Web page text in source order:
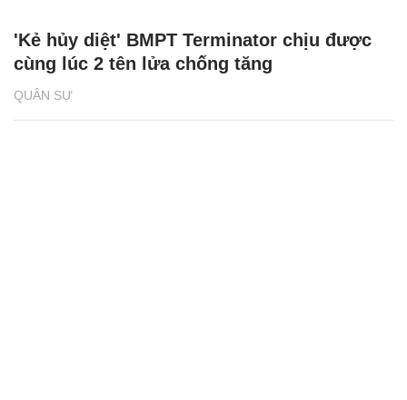
QUÂN SỰ
'Kẻ hủy diệt' BMPT Terminator chịu được
cùng lúc 2 tên lửa chống tăng